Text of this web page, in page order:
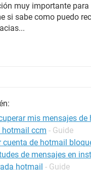
muy importante
si sabe como puedo
mis mensajes de
hotmail ccm - Guide
cuenta de hotmail
de mensajes en
hotmail - Guide